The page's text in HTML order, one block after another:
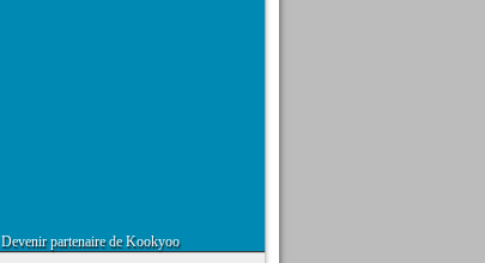
Devenir partenaire de Kookyoo